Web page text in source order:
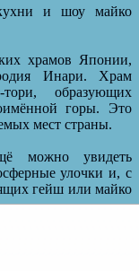
и шоу майко
храмов Японии,
Инари. Храм
образующих
горы. Это
мест страны.
можно увидеть
улочки и, с
гейш или майко